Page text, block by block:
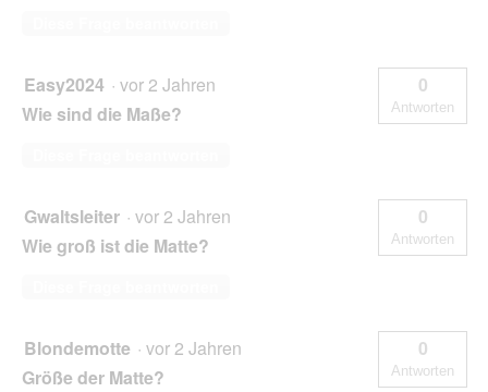
Easy2024 · vor 2 Jahren
Wie sind die Maße?
0
Antworten
Gwaltsleiter · vor 2 Jahren
Wie groß ist die Matte?
0
Antworten
Blondemotte · vor 2 Jahren
Größe der Matte?
0
Antworten